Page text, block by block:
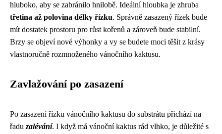
hluboko, aby se zabránilo hnilobě. Ideální hloubka je zhruba
třetina až polovina délky řízku. Správně zasazený řízek bude
mít dostatek prostoru pro růst kořenů a zároveň bude stabilní.
Brzy se objeví nové výhonky a vy se budete moci těšit z krásy
vlastnoručně rozmnoženého vánočního kaktusu.
Zavlažování po zasazení
Po zasazení řízku vánočního kaktusu do substrátu přichází na
řadu zalévání. I když má vánoční kaktus rád vlhko, je důležité s